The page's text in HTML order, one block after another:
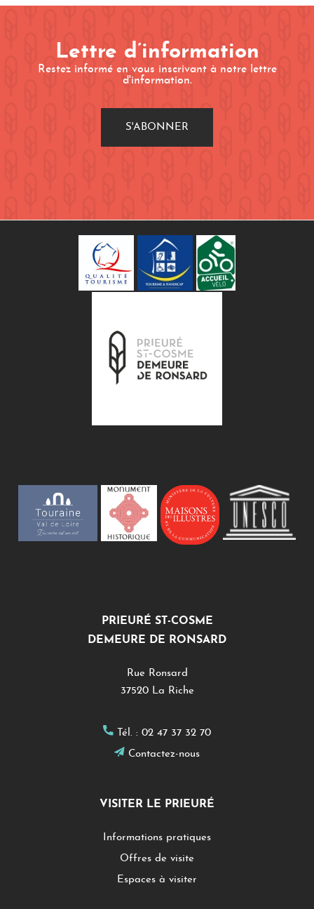
Lettre d’information
Restez informé en vous inscrivant à notre lettre
d'information.
S'ABONNER
PRIEURÉ ST-COSME
DEMEURE DE RONSARD
Rue Ronsard
37520 La Riche
Tél. : 02 47 37 32 70
Contactez-nous
VISITER LE PRIEURÉ
Informations pratiques
Offres de visite
Espaces à visiter